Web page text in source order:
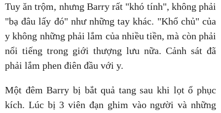
Tuy ăn trộm, nhưng Barry rất "khó tính", không phải
"bạ đâu lấy đó" như những tay khác. "Khổ chủ" của
y không những phải lắm của nhiều tiền, mà còn phải
nổi tiếng trong giới thượng lưu nữa. Cảnh sát đã
phải lắm phen điên đầu với y.
Một đêm Barry bị bắt quả tang sau khi lọt ổ phục
kích. Lúc bị 3 viên đạn ghim vào người và những